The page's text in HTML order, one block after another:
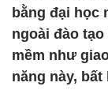
bằng đại học
ngoài đào
mềm như
năng này,